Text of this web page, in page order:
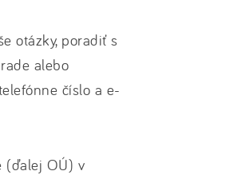
otázky, poradiť s
alebo
číslo a e-
(ďalej OÚ) v